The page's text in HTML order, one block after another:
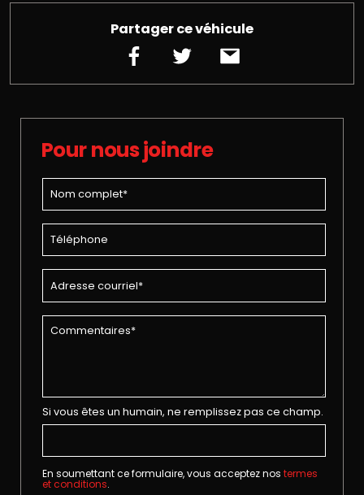
Partager ce véhicule
Pour nous joindre
Si vous êtes un humain, ne remplissez pas ce champ.
En soumettant ce formulaire, vous acceptez nos termes
et conditions.